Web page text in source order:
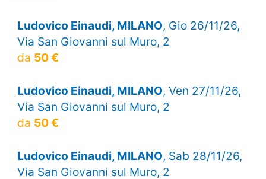
Ludovico Einaudi, MILANO, Gio 26/11/26,
Via San Giovanni sul Muro, 2
da 50 €
Ludovico Einaudi, MILANO, Ven 27/11/26,
Via San Giovanni sul Muro, 2
da 50 €
Ludovico Einaudi, MILANO, Sab 28/11/26,
Via San Giovanni sul Muro, 2